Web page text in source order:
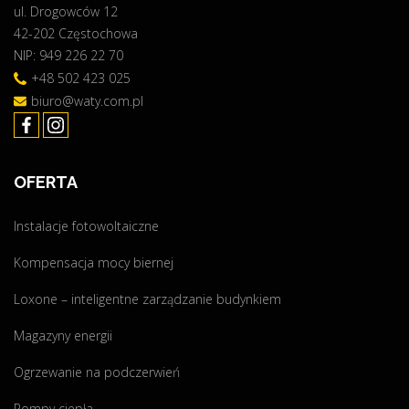
n
e
r
g
i
z
o
o
o
l
a
ul. Drogowców 12
42-202 Częstochowa
NIP: 949 226 22 70
+48 502 423 025
biuro@waty.com.pl
OFERTA
Instalacje fotowoltaiczne
Kompensacja mocy biernej
Loxone – inteligentne zarządzanie budynkiem
Magazyny energii
Ogrzewanie na podczerwień